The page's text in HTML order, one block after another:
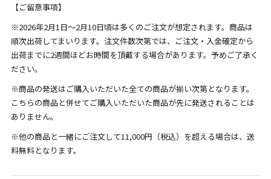
【ご留意事項】
※2026年2月1日～2月10日頃は多くのご注文が想定されます。商品は
順次出荷してまいります。注文件数次第では、ご注文・入金確定から
出荷までに2週間ほどお時間を頂戴する場合があります。予めご了承く
ださい。
※商品の発送はご購入いただいた全ての商品が揃い次第となります。
こちらの商品と併せてご購入いただいた商品が先に発送されることは
ありません。
※他の商品と一緒にご注文して11,000円（税込）を超える場合は、送
料無料となります。